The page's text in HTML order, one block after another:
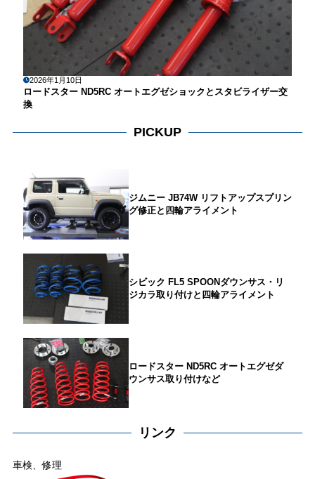
2026年1月10日
ロードスター ND5RC オートエグゼショックとスタビライザー交
換
PICKUP
ジムニー JB74W リフトアップスプリン
グ修正と四輪アライメント
シビック FL5 SPOONダウンサス・リ
ジカラ取り付けと四輪アライメント
ロードスター ND5RC オートエグゼダ
ウンサス取り付けなど
リンク
車検、修理